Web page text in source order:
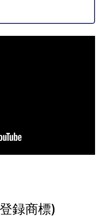
録商標)